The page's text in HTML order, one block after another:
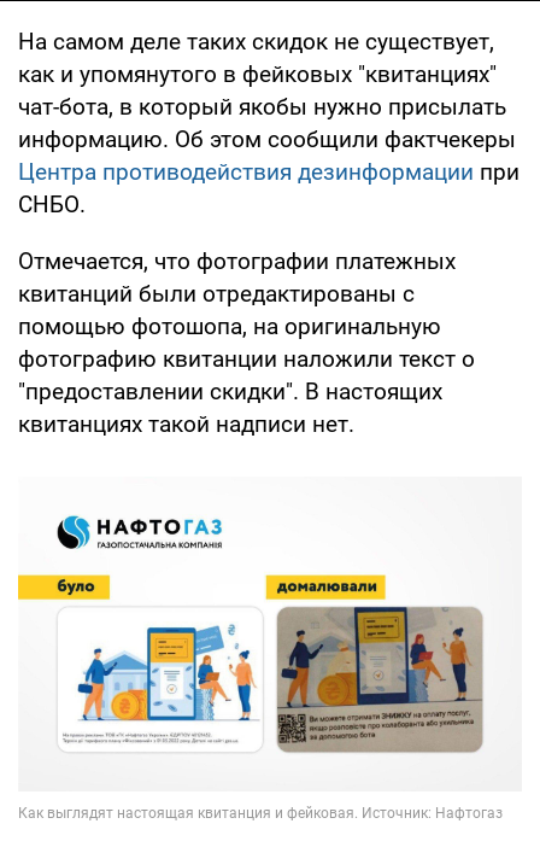
На самом деле таких скидок не существует,
как и упомянутого в фейковых "квитанциях"
чат-бота, в который якобы нужно присылать
информацию. Об этом сообщили фактчекеры
Центра противодействия дезинформации при
СНБО.
Отмечается, что фотографии платежных
квитанций были отредактированы с
помощью фотошопа, на оригинальную
фотографию квитанции наложили текст о
"предоставлении скидки". В настоящих
квитанциях такой надписи нет.